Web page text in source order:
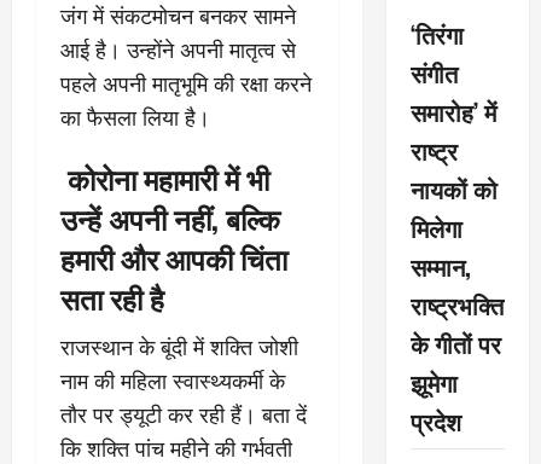
जंग में संकटमोचन बनकर सामने
आई है। उन्होंने अपनी मातृत्व से
पहले अपनी मातृभूमि की रक्षा करने
का फैसला लिया है।
कोरोना महामारी में भी
उन्हें अपनी नहीं, बल्कि
हमारी और आपकी चिंता
सता रही है
राजस्थान के बूंदी में शक्ति जोशी
नाम की महिला स्वास्थ्यकर्मी के
तौर पर ड्यूटी कर रही हैं। बता दें
कि शक्ति पांच महीने की गर्भवती
‘तिरंगा
संगीत
समारोह’ में
राष्ट्र
नायकों को
मिलेगा
सम्मान,
राष्ट्रभक्ति
के गीतों पर
झूमेगा
प्रदेश